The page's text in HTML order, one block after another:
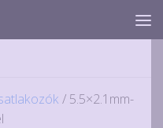
/ 5.5×2.1mm-